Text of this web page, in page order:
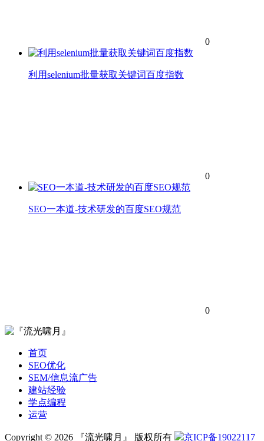
0
利用selenium批量获取关键词百度指数
0
SEO一本道-技术研发的百度SEO规范
0
首页
SEO优化
SEM/信息流广告
建站经验
学点编程
运营
Copyright © 2026 『流光啸月』 版权所有 京ICP备19022117